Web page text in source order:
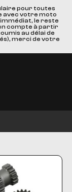
pour toutes
avec votre moto
le reste
compte à partir
au délai de
merci de votre